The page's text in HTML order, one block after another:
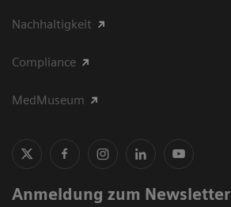
Nachhaltigkeit
Compliance
MedMuseum
Anmeldung zum Newsletter